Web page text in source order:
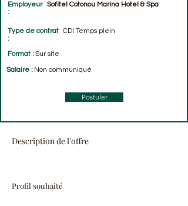
Employeur
:
Sofitel Cotonou Marina Hotel & Spa
Type de contrat
:
CDI Temps plein
Format :Sur site
Salaire : Non communiqué
Postuler
Description de l'offre
Profil souhaité